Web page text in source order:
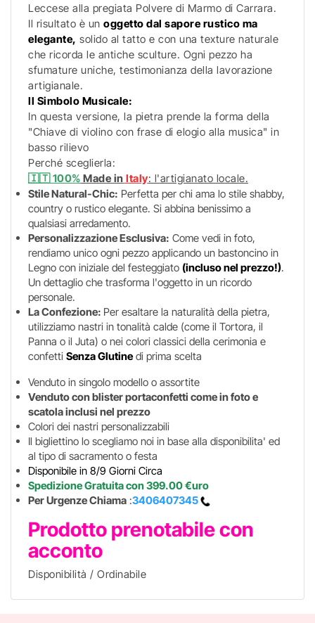
Leccese alla pregiata Polvere di Marmo di Carrara.
Il risultato è un oggetto dal sapore rustico ma
elegante, solido al tatto e con una texture naturale
che ricorda le antiche sculture. Ogni pezzo ha
sfumature uniche, testimonianza della lavorazione
artigianale.
Il Simbolo Musicale:
In questa versione, la pietra prende la forma della
"Chiave di violino con frase di elogio alla musica" in
basso rilievo
Perché sceglierla:
🇮🇹 100% Made in Italy: l'artigianato locale.
Stile Natural-Chic: Perfetta per chi ama lo stile shabby,
country o rustico elegante. Si abbina benissimo a
qualsiasi arredamento.
Personalizzazione Esclusiva: Come vedi in foto,
rendiamo unico ogni pezzo applicando un bastoncino in
Legno con iniziale del festeggiato (incluso nel prezzo!).
Un dettaglio che trasforma l'oggetto in un ricordo
personale.
La Confezione: Per esaltare la naturalità della pietra,
utilizziamo nastri in tonalità calde (come il Tortora, il
Panna o il Juta) o nei colori classici della cerimonia e
confetti Senza Glutinedi prima scelta
Venduto in singolo modello o assortite
Venduto con blister portaconfetti come in foto e
scatola inclusi nel prezzo
Colori dei nastri personalizzabili
Il bigliettino lo scegliamo noi in base alla disponibilita' ed
al tipo di sacramento o festa
Disponibile in 8/9 Giorni Circa
Spedizione Gratuita con 399.00 €uro
Per Urgenze Chiama :3406407345
Prodotto prenotabile con
acconto
Disponibilità / Ordinabile